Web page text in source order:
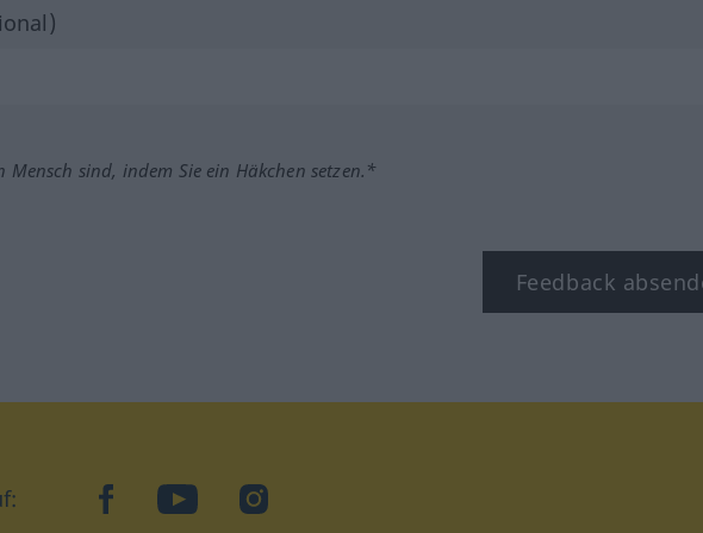
Mensch sind, indem Sie ein Häkchen setzen.*
Feedback
facebookYouTubeInstagram